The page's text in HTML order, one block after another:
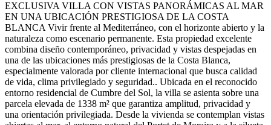
EXCLUSIVA VILLA CON VISTAS PANORÁMICAS AL MAR
EN UNA UBICACIÓN PRESTIGIOSA DE LA COSTA
BLANCA Vivir frente al Mediterráneo, con el horizonte abierto y la
naturaleza como escenario permanente. Esta propiedad excelente
combina diseño contemporáneo, privacidad y vistas despejadas en
una de las ubicaciones más prestigiosas de la Costa Blanca,
especialmente valorada por cliente internacional que busca calidad
de vida, clima privilegiado y seguridad.. Ubicada en el reconocido
entorno residencial de Cumbre del Sol, la villa se asienta sobre una
parcela elevada de 1338 m² que garantiza amplitud, privacidad y
una orientación privilegiada. Desde la vivienda se contemplan vistas